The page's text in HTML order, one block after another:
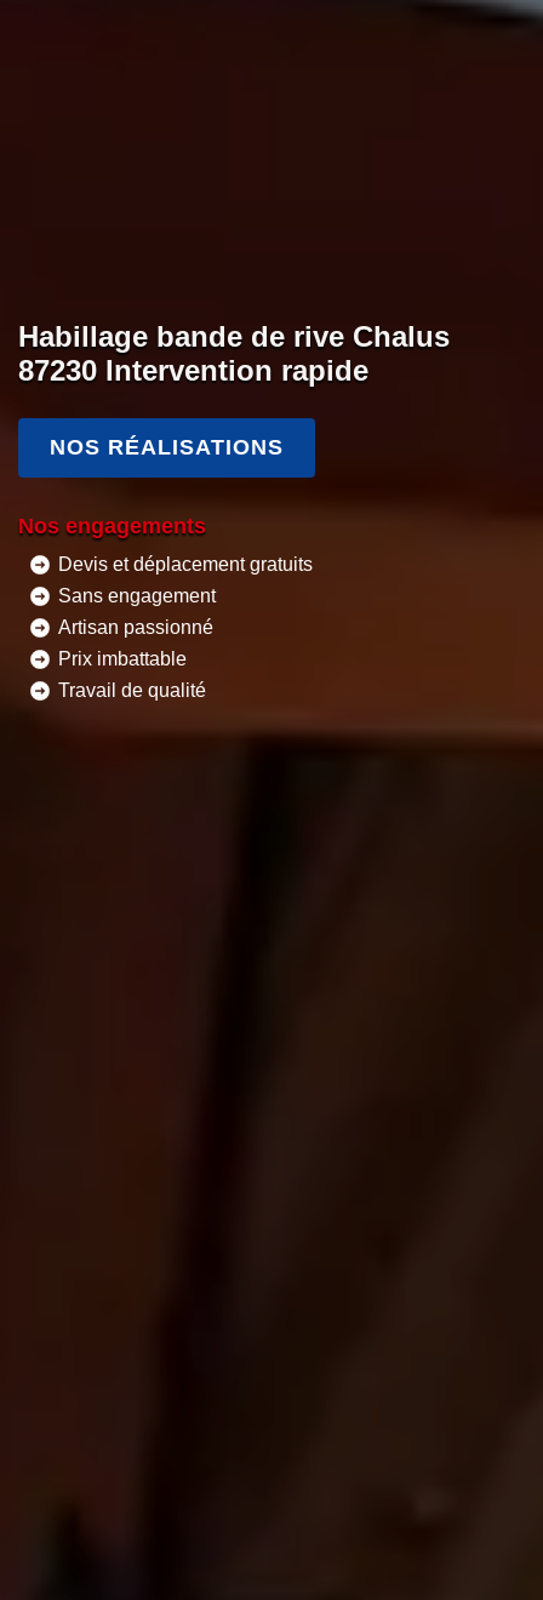
Habillage bande de rive Chalus
87230 Intervention rapide
NOS RÉALISATIONS
Nos engagements
Devis et déplacement gratuits
Sans engagement
Artisan passionné
Prix imbattable
Travail de qualité